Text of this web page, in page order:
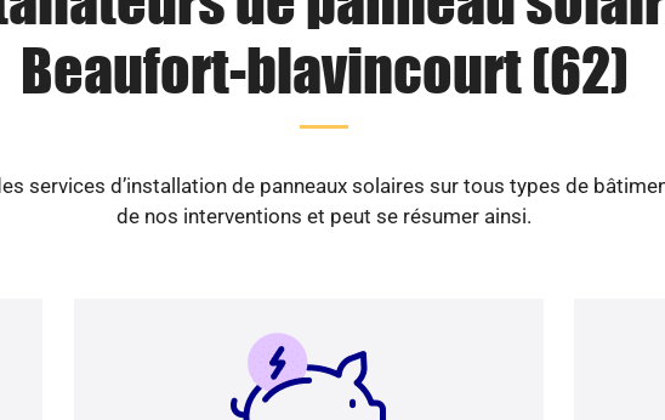
Beaufort-blavincourt (62)
services d’installation de panneaux solaires sur tous types de
de nos interventions et peut se résumer ainsi.